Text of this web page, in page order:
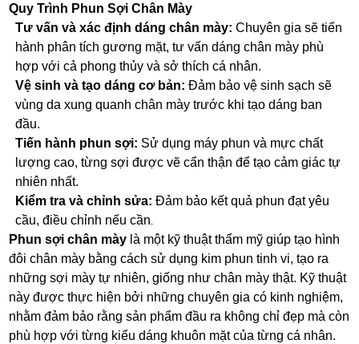
Quy Trình Phun Sợi Chân Mày
Tư vấn và xác định dáng chân mày: Chuyên gia sẽ tiến
hành phân tích gương mặt, tư vấn dáng chân mày phù
hợp với cả phong thủy và sở thích cá nhân.
Vệ sinh và tạo dáng cơ bản: Đảm bảo vệ sinh sạch sẽ
vùng da xung quanh chân mày trước khi tạo dáng ban
đầu.
Tiến hành phun sợi: Sử dụng máy phun và mực chất
lượng cao, từng sợi được vẽ cẩn thận để tạo cảm giác tự
nhiên nhất.
Kiểm tra và chỉnh sửa: Đảm bảo kết quả phun đạt yêu
cầu, điều chỉnh nếu cần.
Phun sợi chân mày là một kỹ thuật thẩm mỹ giúp tạo hình
đôi chân mày bằng cách sử dụng kim phun tinh vi, tạo ra
những sợi mày tự nhiên, giống như chân mày thật. Kỹ thuật
này được thực hiện bởi những chuyên gia có kinh nghiệm,
nhằm đảm bảo rằng sản phẩm đầu ra không chỉ đẹp mà còn
phù hợp với từng kiểu dáng khuôn mặt của từng cá nhân.